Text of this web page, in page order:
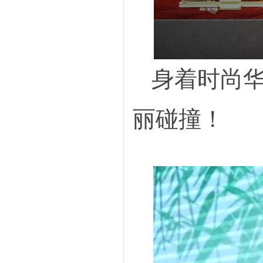
身着时尚
丽碰撞！